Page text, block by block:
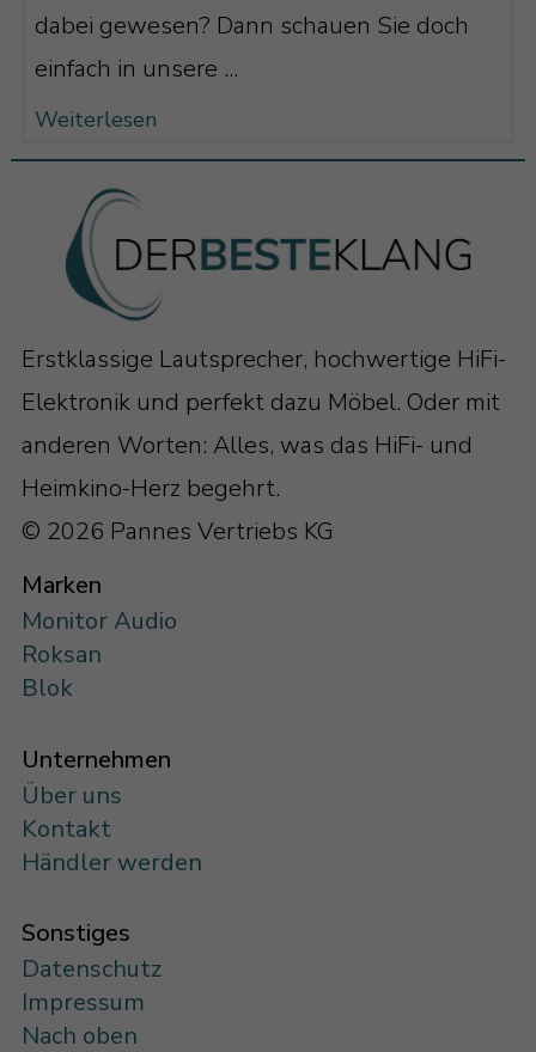
dabei gewesen? Dann schauen Sie doch
einfach in unsere ...
Weiterlesen
Erstklassige Lautsprecher, hochwertige HiFi-
Elektronik und perfekt dazu Möbel. Oder mit
anderen Worten: Alles, was das HiFi- und
Heimkino-Herz begehrt.
© 2026 Pannes Vertriebs KG
Marken
Monitor Audio
Roksan
Blok
Unternehmen
Über uns
Kontakt
Händler werden
Sonstiges
Datenschutz
Impressum
Nach oben